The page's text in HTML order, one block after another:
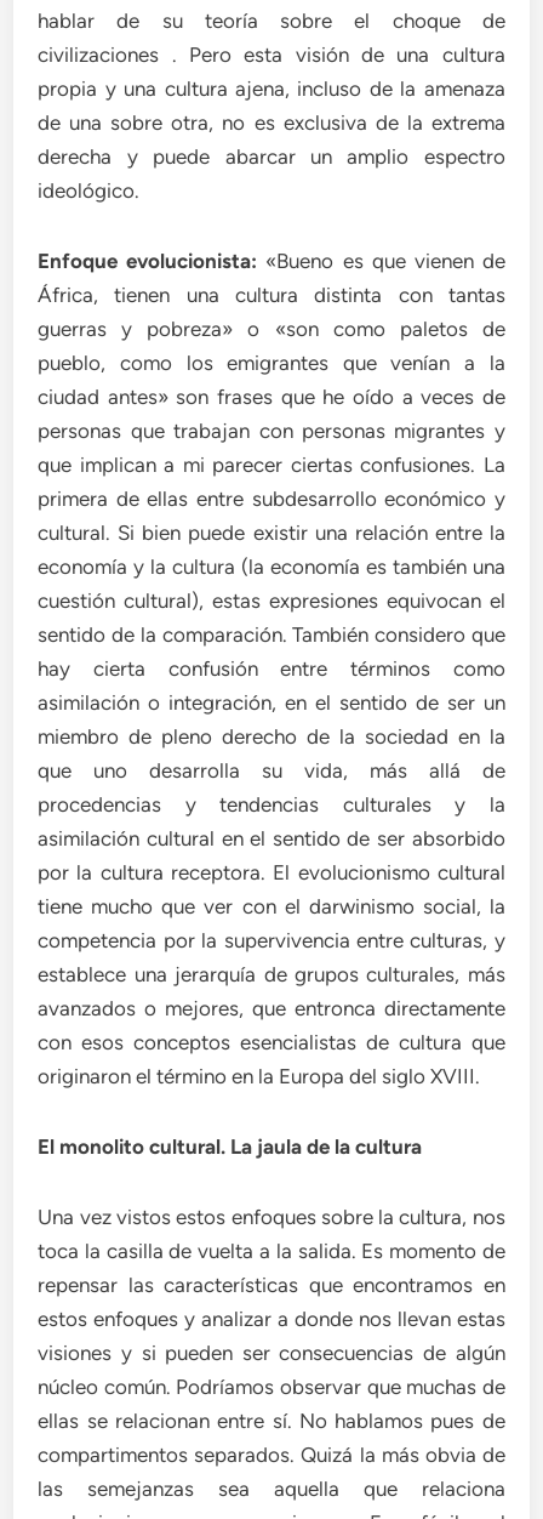
hablar de su teoría sobre el choque de
civilizaciones . Pero esta visión de una cultura
propia y una cultura ajena, incluso de la amenaza
de una sobre otra, no es exclusiva de la extrema
derecha y puede abarcar un amplio espectro
ideológico.
Enfoque evolucionista: «Bueno es que vienen de
África, tienen una cultura distinta con tantas
guerras y pobreza» o «son como paletos de
pueblo, como los emigrantes que venían a la
ciudad antes» son frases que he oído a veces de
personas que trabajan con personas migrantes y
que implican a mi parecer ciertas confusiones. La
primera de ellas entre subdesarrollo económico y
cultural. Si bien puede existir una relación entre la
economía y la cultura (la economía es también una
cuestión cultural), estas expresiones equivocan el
sentido de la comparación. También considero que
hay cierta confusión entre términos como
asimilación o integración, en el sentido de ser un
miembro de pleno derecho de la sociedad en la
que uno desarrolla su vida, más allá de
procedencias y tendencias culturales y la
asimilación cultural en el sentido de ser absorbido
por la cultura receptora. El evolucionismo cultural
tiene mucho que ver con el darwinismo social, la
competencia por la supervivencia entre culturas, y
establece una jerarquía de grupos culturales, más
avanzados o mejores, que entronca directamente
con esos conceptos esencialistas de cultura que
originaron el término en la Europa del siglo XVIII.
El monolito cultural. La jaula de la cultura
Una vez vistos estos enfoques sobre la cultura, nos
toca la casilla de vuelta a la salida. Es momento de
repensar las características que encontramos en
estos enfoques y analizar a donde nos llevan estas
visiones y si pueden ser consecuencias de algún
núcleo común. Podríamos observar que muchas de
ellas se relacionan entre sí. No hablamos pues de
compartimentos separados. Quizá la más obvia de
las semejanzas sea aquella que relaciona